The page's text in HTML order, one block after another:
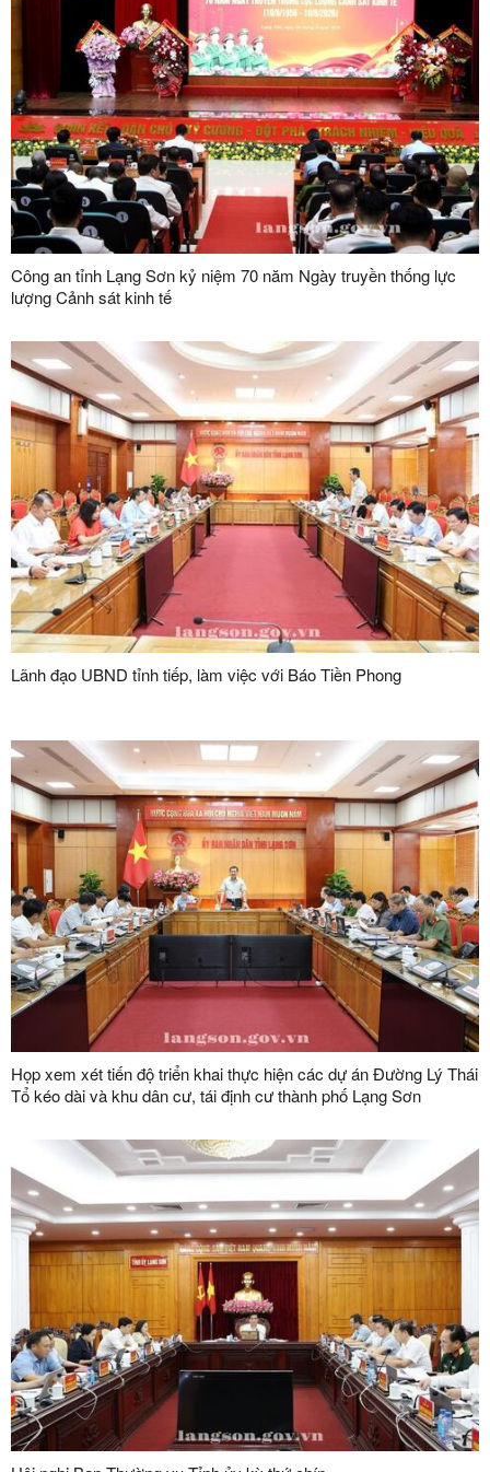
Công an tỉnh Lạng Sơn kỷ niệm 70 năm Ngày truyền thống lực
lượng Cảnh sát kinh tế
Lãnh đạo UBND tỉnh tiếp, làm việc với Báo Tiền Phong
Họp xem xét tiến độ triển khai thực hiện các dự án Đường Lý Thái
Tổ kéo dài và khu dân cư, tái định cư thành phố Lạng Sơn